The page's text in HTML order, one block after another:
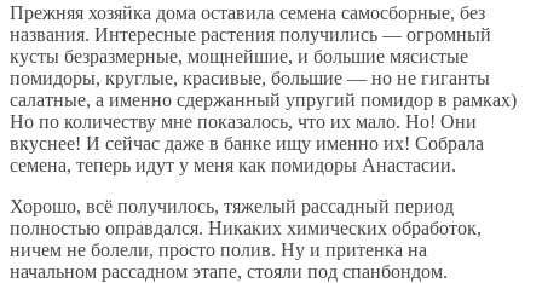
Прежняя хозяйка дома оставила семена самосборные, без
названия. Интересные растения получились — огромный
кусты безразмерные, мощнейшие, и большие мясистые
помидоры, круглые, красивые, большие — но не гиганты
салатные, а именно сдержанный упругий помидор в рамках)
Но по количеству мне показалось, что их мало. Но! Они
вкуснее! И сейчас даже в банке ищу именно их! Собрала
семена, теперь идут у меня как помидоры Анастасии.
Хорошо, всё получилось, тяжелый рассадный период
полностью оправдался. Никаких химических обработок,
ничем не болели, просто полив. Ну и притенка на
начальном рассадном этапе, стояли под спанбондом.